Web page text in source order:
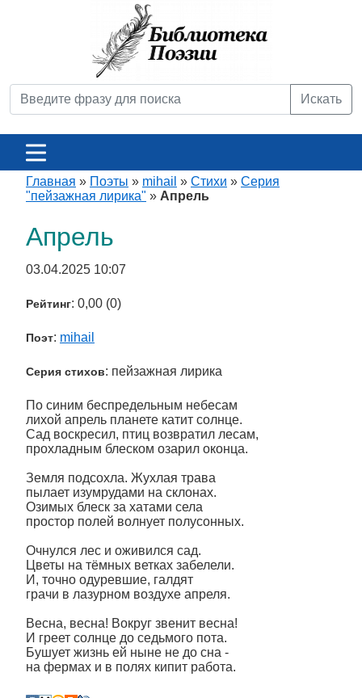
Искать
Главная » Поэты » mihail » Стихи » Серия
"пейзажная лирика" » Апрель
Апрель
03.04.2025 10:07
Рейтинг: 0,00 (0)
Поэт: mihail
Серия стихов: пейзажная лирика
По синим беспредельным небесам
лихой апрель планете катит солнце.
Сад воскресил, птиц возвратил лесам,
прохладным блеском озарил оконца.
Земля подсохла. Жухлая трава
пылает изумрудами на склонах.
Озимых блеск за хатами села
простор полей волнует полусонных.
Очнулся лес и оживился сад.
Цветы на тёмных ветках забелели.
И, точно одуревшие, галдят
грачи в лазурном воздухе апреля.
Весна, весна! Вокруг звенит весна!
И греет солнце до седьмого пота.
Бушует жизнь ей ныне не до сна -
на фермах и в полях кипит работа.